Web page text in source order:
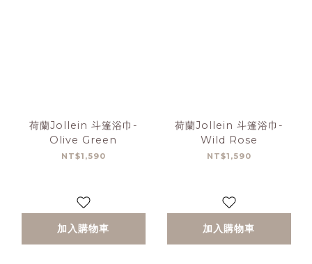
荷蘭Jollein 斗篷浴巾-
Olive Green
NT$1,590
加入購物車
荷蘭Jollein 斗篷浴巾-
Wild Rose
NT$1,590
加入購物車